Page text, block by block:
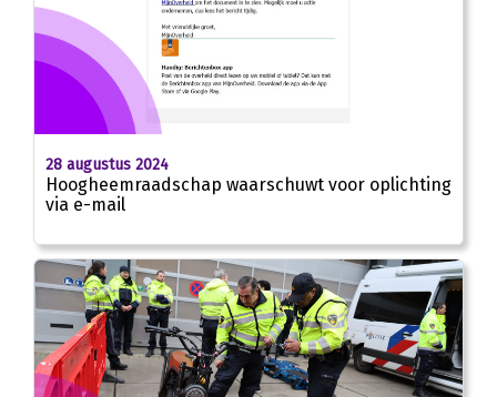
28 augustus 2024
Hoogheemraadschap waarschuwt voor oplichting
via e-mail